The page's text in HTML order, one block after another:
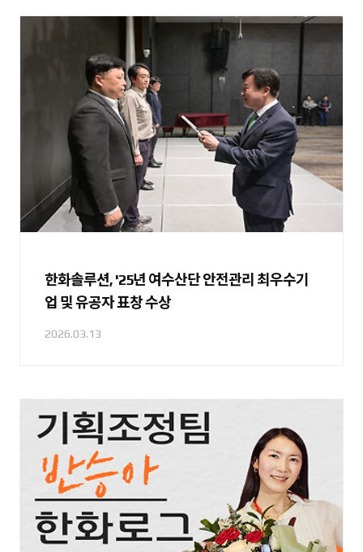
한화솔루션, '25년 여수산단 안전관리 최우수기
업 및 유공자 표창 수상
2026.03.13